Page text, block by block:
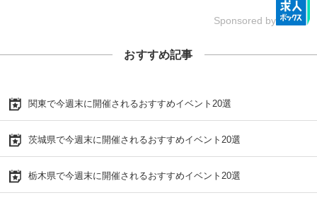
Sponsored by
おすすめ記事
関東で今週末に開催されるおすすめイベント20選
茨城県で今週末に開催されるおすすめイベント20選
栃木県で今週末に開催されるおすすめイベント20選